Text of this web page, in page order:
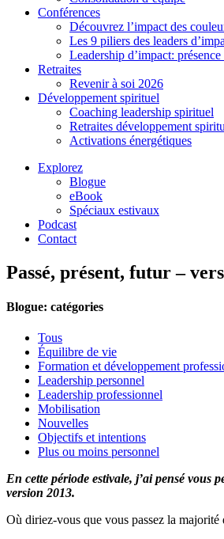
Conférences
Découvrez l’impact des
Les 9 piliers des leaders
Leadership d’impact:
Retraites
Revenir à soi 2026
Développement spirituel
Coaching leadership spirituel
Retraites développement
Activations énergétiques
Explorez
Blogue
eBook
Spéciaux estivaux
Podcast
Contact
Passé, présent, futur –
Blogue: catégories
Tous
Équilibre de vie
Formation et développement
Leadership personnel
Leadership professionnel
Mobilisation
Nouvelles
Objectifs et intentions
Plus ou moins personnel
En cette période estivale, j’ai pensé vous
version 2013.
Où diriez-vous que vous passez la